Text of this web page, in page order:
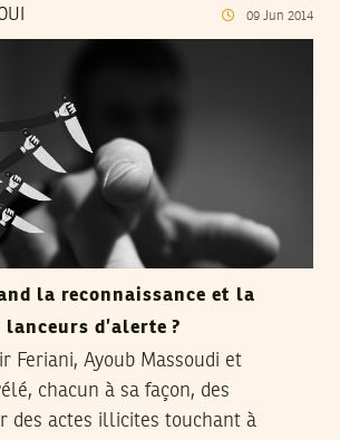
09 Jun 2014
la reconnaissance et la
d’alerte ?
Feriani, Ayoub Massoudi et
chacun à sa façon, des
des actes illicites touchant à